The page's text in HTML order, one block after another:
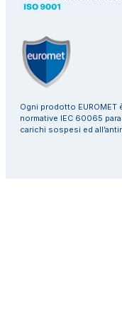
Ogni prodotto
normative IEC 60065
carichi sospesi ed